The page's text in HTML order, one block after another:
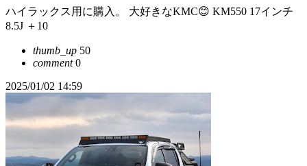
ハイラックス用に購入。 大好きなKMC😊 KM550 17インチ
8.5J ＋10
thumb_up 50
comment0
2025/01/02 14:59